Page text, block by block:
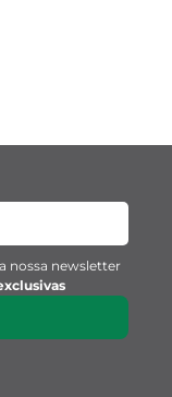
nossa newsletter